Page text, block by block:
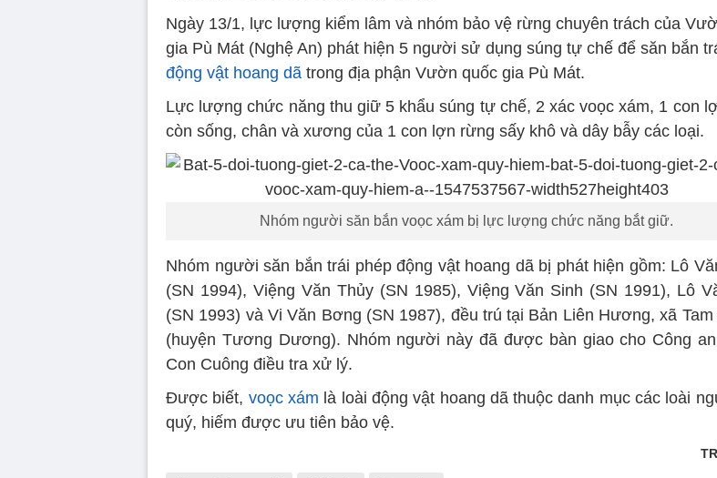
Ngày 13/1, lực lượng kiểm lâm và nhóm bảo vệ rừng chuyên trách của
gia Pù Mát (Nghệ An) phát hiện 5 người sử dụng súng tự chế để săn bắn
động vật hoang dã trong địa phận Vườn quốc gia Pù Mát.
Lực lượng chức năng thu giữ 5 khẩu súng tự chế, 2 xác voọc xám, 1 con
còn sống, chân và xương của 1 con lợn rừng sấy khô và dây bẫy các loại.
Nhóm người săn bắn voọc xám bị lực lượng chức năng bắt giữ.
Nhóm người săn bắn trái phép động vật hoang dã bị phát hiện gồm: Lô
(SN 1994), Việng Văn Thủy (SN 1985), Việng Văn Sinh (SN 1991), Lô
(SN 1993) và Vi Văn Bơng (SN 1987), đều trú tại Bản Liên Hương, xã Tam
(huyện Tương Dương). Nhóm người này đã được bàn giao cho Công
Con Cuông điều tra xử lý.
Được biết, voọc xám là loài động vật hoang dã thuộc danh mục các loài
quý, hiếm được ưu tiên bảo vệ.